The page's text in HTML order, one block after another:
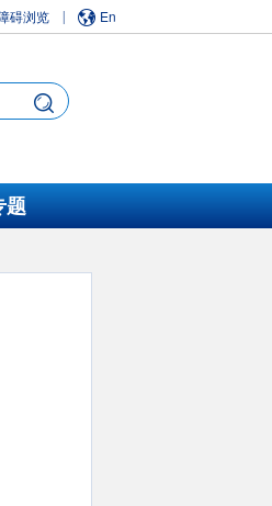
碍浏览 En
题